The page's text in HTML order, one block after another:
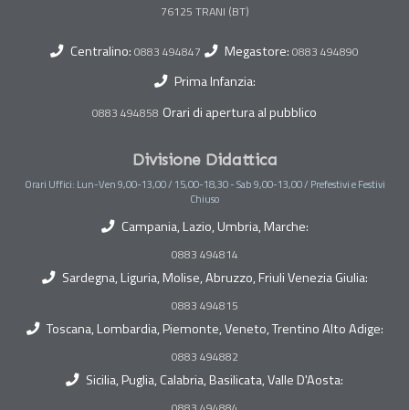
Centralino: 0883 494847 Megastore: 0883 494890
Prima Infanzia:
0883 494858 Orari di apertura al pubblico
Divisione Didattica
Orari Uffici: Lun-Ven 9,00-13,00 / 15,00-18,30 - Sab 9,00-13,00 / Prefestivi e Festivi
Chiuso
Campania, Lazio, Umbria, Marche:
0883 494814
Sardegna, Liguria, Molise, Abruzzo, Friuli Venezia Giulia:
0883 494815
Toscana, Lombardia, Piemonte, Veneto, Trentino Alto Adige:
0883 494882
Sicilia, Puglia, Calabria, Basilicata, Valle D'Aosta: